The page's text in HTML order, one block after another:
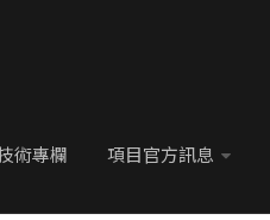
術專欄 項目官方訊息